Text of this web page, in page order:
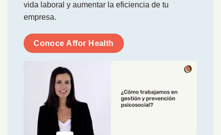
vida laboral y aumentar la eficiencia de tu
empresa.
Conoce Affor Health